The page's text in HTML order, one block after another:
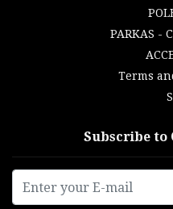
PARKAS -
Terms
Subscribe to